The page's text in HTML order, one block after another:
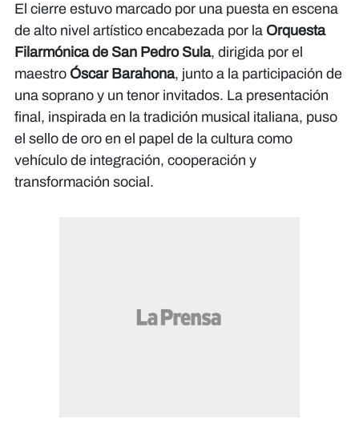
El cierre estuvo marcado por una puesta en escena
de alto nivel artístico encabezada por la Orquesta
Filarmónica de San Pedro Sula, dirigida por el
maestro Óscar Barahona, junto a la participación de
una soprano y un tenor invitados. La presentación
final, inspirada en la tradición musical italiana, puso
el sello de oro en el papel de la cultura como
vehículo de integración, cooperación y
transformación social.